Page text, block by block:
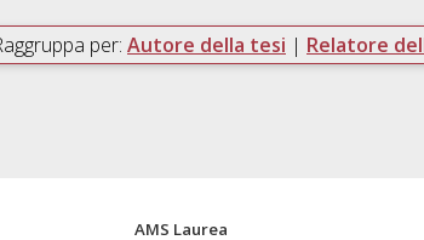
per: Autore della tesi | Relatore
AMS Laurea